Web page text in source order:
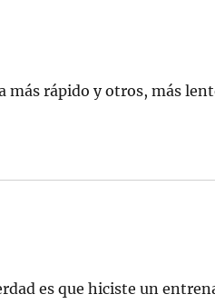
más rápido y otros, más
es que hiciste un